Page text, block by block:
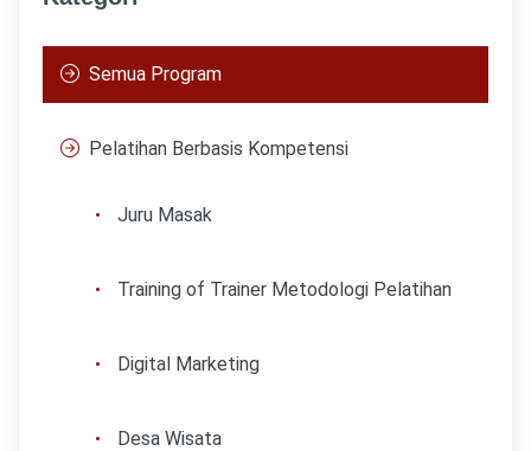
Semua Program
Pelatihan Berbasis Kompetensi
Juru Masak
Training of Trainer Metodologi Pelatihan
Digital Marketing
Desa Wisata